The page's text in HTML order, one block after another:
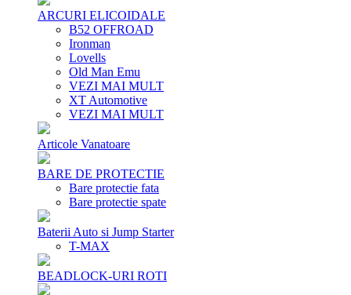
ARCURI ELICOIDALE
B52 OFFROAD
Ironman
Lovells
Old Man Emu
VEZI MAI MULT
XT Automotive
VEZI MAI MULT
Articole Vanatoare
BARE DE PROTECTIE
Bare protectie fata
Bare protectie spate
Baterii Auto si Jump Starter
T-MAX
BEADLOCK-URI ROTI